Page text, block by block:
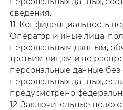
сведения.
11. Конфиденциальность
Оператор и иные лица,
персональным данным,
третьим лицам и не
персональные данные без
персональных данных,
предусмотрено
12. Заключительные